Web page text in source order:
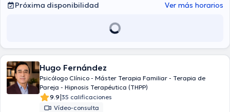
Próxima disponibilidad
Ver más horarios
Hugo Fernández
Psicólogo Clínico - Máster Terapia Familiar - Terapia de
Pareja - Hipnosis Terapéutica (THPP)
9.9|35 calificaciones
Vídeo-consulta